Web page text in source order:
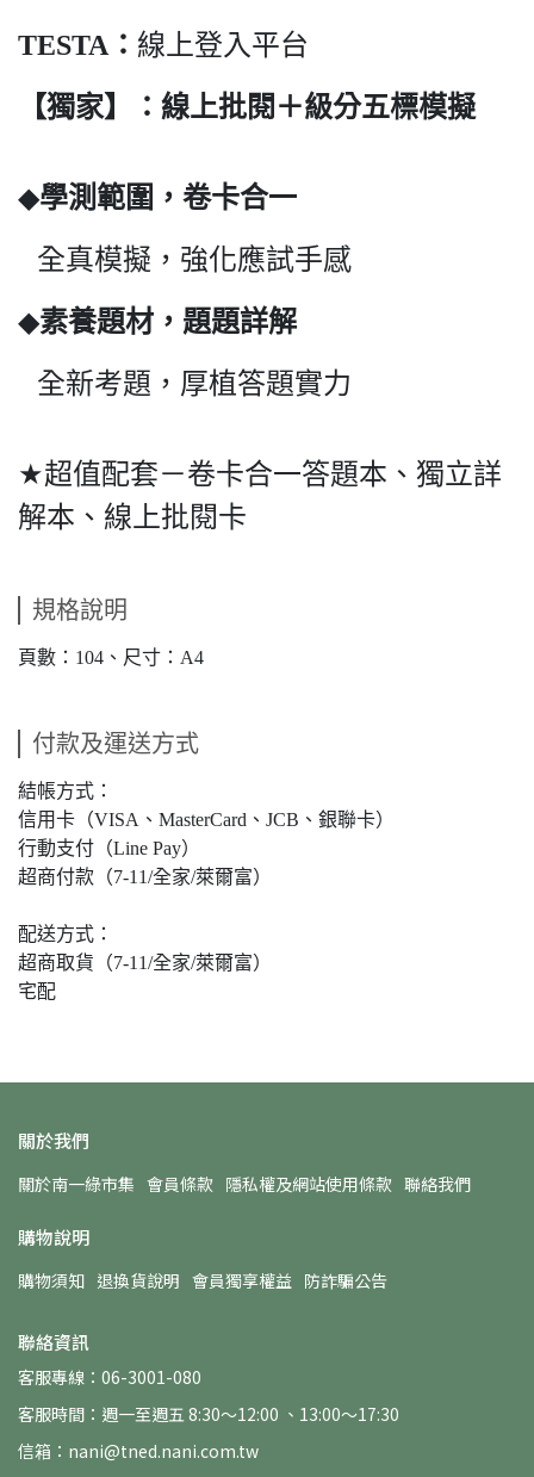
TESTA ： 線上登入平台
【獨家】 ：線上批閱＋級分五標模擬
◆學測範圍，卷卡合一
全真模擬，強化應試手感
◆素養題材，題題詳解
全新考題，厚植答題實力
★超值配套－卷卡合一答題本、獨立詳
解本、線上批閱卡
規格說明
頁數：104、尺寸：A4
付款及運送方式
結帳方式：
信用卡（VISA、MasterCard、JCB、銀聯卡）
行動支付（Line Pay）
超商付款（7-11/全家/萊爾富）
配送方式：
超商取貨（7-11/全家/萊爾富）
宅配
關於我們
關於南一綠市集 會員條款 隱私權及網站使用條款 聯絡我們
購物說明
購物須知 退換貨說明 會員獨享權益 防詐騙公告
聯絡資訊
客服專線：06-3001-080
客服時間：週一至週五 8:30～12:00 、13:00～17:30
信箱：nani@tned.nani.com.tw